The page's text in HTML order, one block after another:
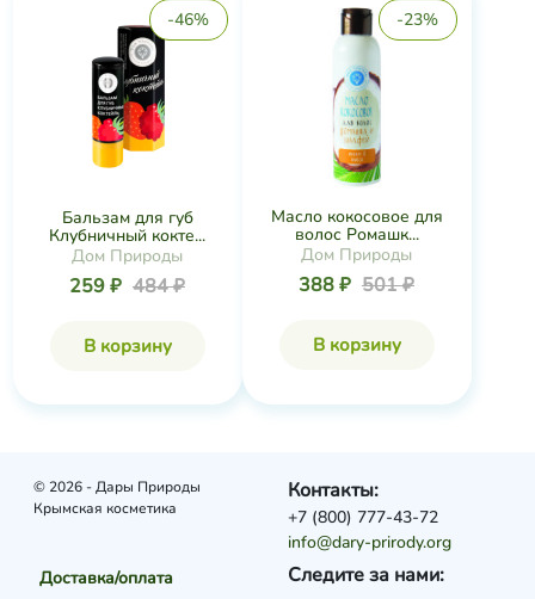
-46%
Бальзам для губ
Клубничный кокте...
Дом Природы
259 ₽ 484 ₽
В корзину
-23%
Масло кокосовое для
волос Ромашк...
Дом Природы
388 ₽ 501 ₽
В корзину
© 2026 - Дары Природы
Крымская косметика
Доставка/оплата
Следите за нами:
Контакты:
+7 (800) 777-43-72
info@dary-prirody.org